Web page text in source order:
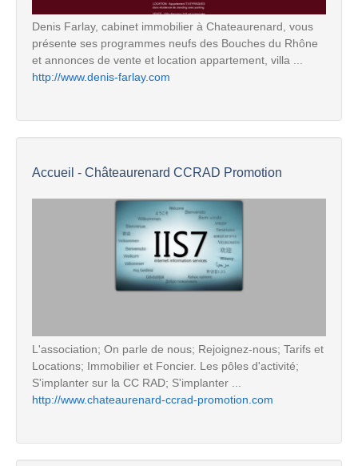
Denis Farlay, cabinet immobilier à Chateaurenard, vous
présente ses programmes neufs des Bouches du Rhône
et annonces de vente et location appartement, villa ...
http://www.denis-farlay.com
Accueil - Châteaurenard CCRAD Promotion
L'association; On parle de nous; Rejoignez-nous; Tarifs et
Locations; Immobilier et Foncier. Les pôles d'activité;
S'implanter sur la CC RAD; S'implanter ...
http://www.chateaurenard-ccrad-promotion.com